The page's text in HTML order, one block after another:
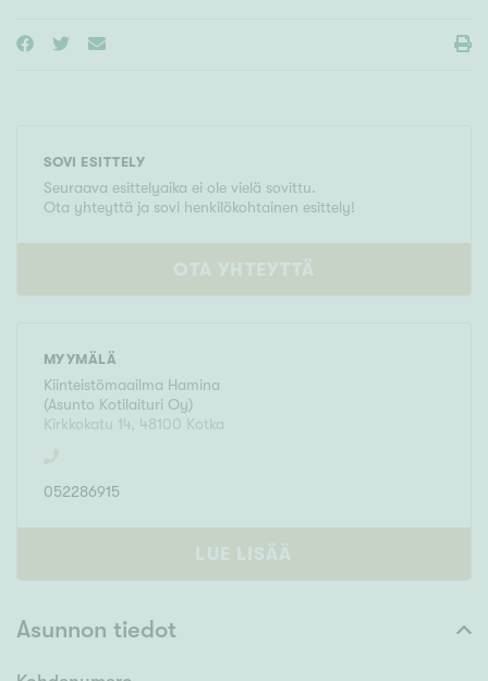
SOVI ESITTELY
Seuraava esittelyaika ei ole vielä sovittu.
Ota yhteyttä ja sovi henkilökohtainen esittely!
OTA YHTEYTTÄ
MYYMÄLÄ
Kiinteistömaailma Hamina
(Asunto Kotilaituri Oy)
Kirkkokatu 14, 48100 Kotka
052286915
LUE LISÄÄ
Asunnon tiedot